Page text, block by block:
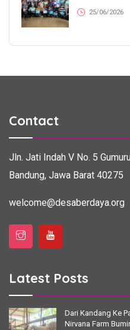
25/06/2026
Contact
Jln. Jati Indah V No. 5
Bandung, Jawa Barat 40275
welcome@desaberdaya.org
Latest Posts
Dari Kandang Ke
Nirvana Farm